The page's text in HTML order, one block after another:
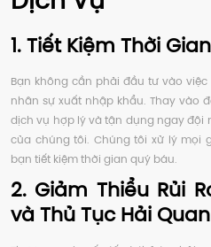
1. Tiết Kiệm Thời
Bạn không cần phải đầu tư vào
nhân sự xuất nhập khẩu. Thay vào
dịch vụ hợp lý và tận dụng ngay đội
của chúng tôi. Chúng tôi xử lý mọi
bạn tiết kiệm thời gian quý báu.
2. Giảm Thiểu Rủi
và Thủ Tục Hải Quan